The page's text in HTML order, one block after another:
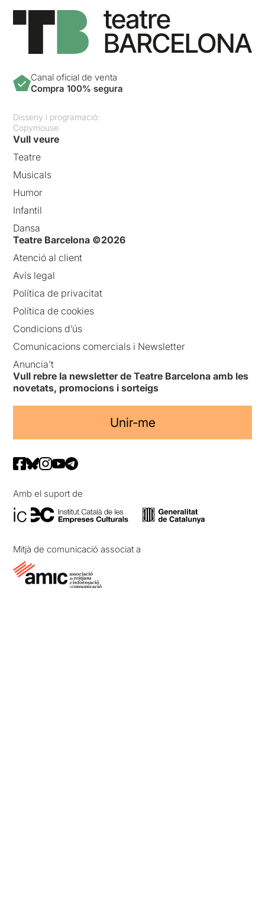
Canal oficial de venta
Compra 100% segura
Disseny i programació:
Copymouse
Vull veure
Teatre
Musicals
Humor
Infantil
Dansa
Teatre Barcelona ©2026
Atenció al client
Avís legal
Política de privacitat
Política de cookies
Condicions d’ús
Comunicacions comercials i Newsletter
Anuncia’t
Vull rebre la newsletter de Teatre Barcelona amb les
novetats, promocions i sorteigs
Unir-me
Amb el suport de
Mitjà de comunicació associat a